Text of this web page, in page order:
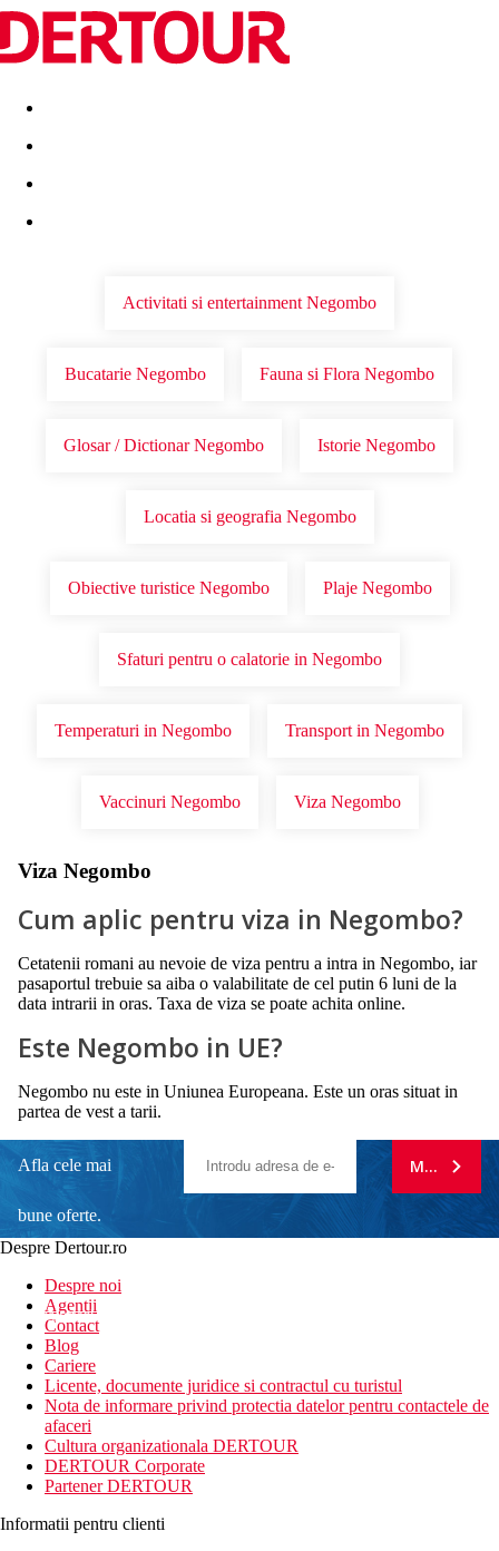
Destinatii Vacanta perfecta OFERTE DE NERATAT
Activitati si entertainment Negombo
Bucatarie Negombo Fauna si Flora Negombo
Glosar / Dictionar Negombo Istorie Negombo
Locatia si geografia Negombo
Obiective turistice Negombo Plaje Negombo
Sfaturi pentru o calatorie in Negombo
Temperaturi in Negombo Transport in Negombo
Vaccinuri Negombo Viza Negombo
Viza Negombo
Cum aplic pentru viza in Negombo?
Cetatenii romani au nevoie de viza pentru a intra in Negombo, iar
pasaportul trebuie sa aiba o valabilitate de cel putin 6 luni de la
data intrarii in oras. Taxa de viza se poate achita online.
Este Negombo in UE?
Negombo nu este in Uniunea Europeana. Este un oras situat in
partea de vest a tarii.
Afla cele mai
bune oferte.
newsletter!
MA
Despre Dertour.ro
Despre noi
Agentii
Contact
Blog
Cariere
Licente, documente juridice si contractul cu turistul
Nota de informare privind protectia datelor pentru contactele de
afaceri
Cultura organizationala DERTOUR
DERTOUR Corporate
Partener DERTOUR
Informatii pentru clienti